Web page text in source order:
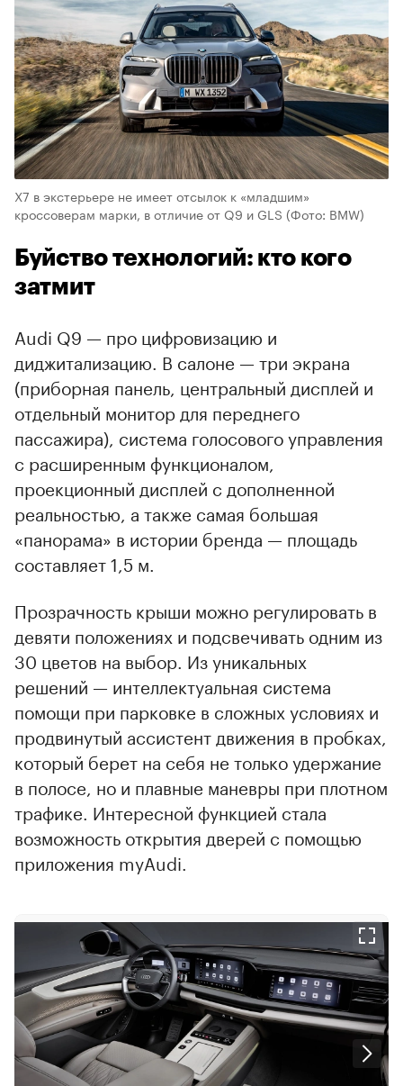
X7 в экстерьере не имеет отсылок к «младшим»
кроссоверам марки, в отличие от Q9 и GLS (Фото: BMW)
Буйство технологий: кто кого
затмит
Audi Q9 — про цифровизацию и
диджитализацию. В салоне — три экрана
(приборная панель, центральный дисплей и
отдельный монитор для переднего
пассажира), система голосового управления
с расширенным функционалом,
проекционный дисплей с дополненной
реальностью, а также самая большая
«панорама» в истории бренда — площадь
составляет 1,5 м.
Прозрачность крыши можно регулировать в
девяти положениях и подсвечивать одним из
30 цветов на выбор. Из уникальных
решений — интеллектуальная система
помощи при парковке в сложных условиях и
продвинутый ассистент движения в пробках,
который берет на себя не только удержание
в полосе, но и плавные маневры при плотном
трафике. Интересной функцией стала
возможность открытия дверей с помощью
приложения myAudi.